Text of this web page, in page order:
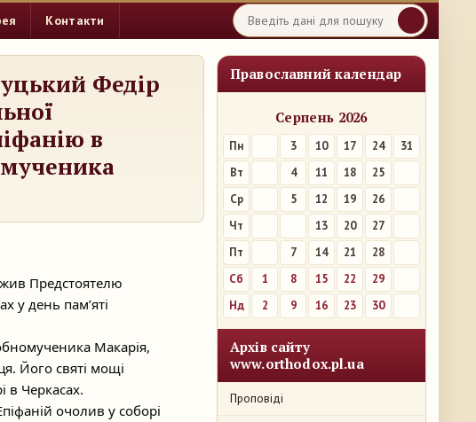
Контакти
Православний календар
Серпень 2026
Пн 3 10 17 24
31
Вт
4 11 18
25
Ср
5 12 19
26
Чт
13 20
27
Пт
7 14 21
28
Сб
1 8 15 22
29
Нд
2 9 16 23 30
Архів сайту
www.orthodox.pl.ua
Проповіді
Федір
в
Предстоятелю
у день пам’яті
Макарія,
Його святі мощі
в Черкасах.
очолив у соборі